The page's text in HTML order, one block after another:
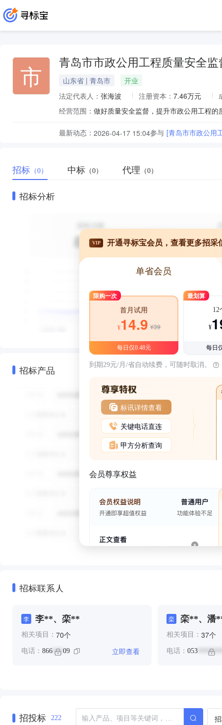
市 青岛市市政公用工程质量安全监
山东省 | 青岛市
开业
法定代表人： 张海波 注册资本： 7.46万元
经营范围：
最新动态： 2026-04-17 15:04参与 [青岛市市政公用
招标 （0） 中标 （0） 代理 （0）
招标分析
招标产品
VIP 开通寻标宝会员，查看更多招采
单省会员
限购一次
首月试用
¥14.9 ¥39
每日仅0.48元
最划算
12
¥
每日
到期29元/月/省自动续费，可随时取消。
标讯详情查看
关键电话直连
甲方分析查询
会员尊享权益
招标联系人
李 李**、栾**
相关项目： 70个
电话： 866 *** 09 立即查看
栾 栾**、潘
相关项目： 37个
电话： 053
招投标 222